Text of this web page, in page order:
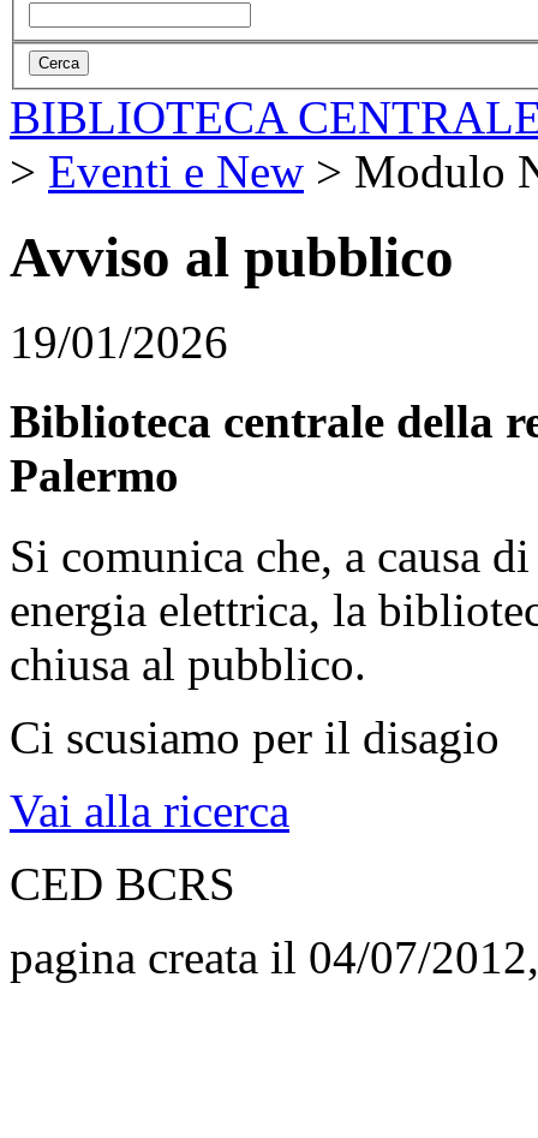
BIBLIOTECA
> Eventi e New > Modulo
Avviso al pubblico
19/01/2026
Biblioteca centrale della
Palermo
Si comunica che, a causa
energia elettrica, la
chiusa al pubblico.
Ci scusiamo per il disagio
Vai alla ricerca
CED BCRS
pagina creata il 04/07/